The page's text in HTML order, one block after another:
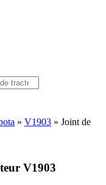
» V1903 » Joint de
V1903